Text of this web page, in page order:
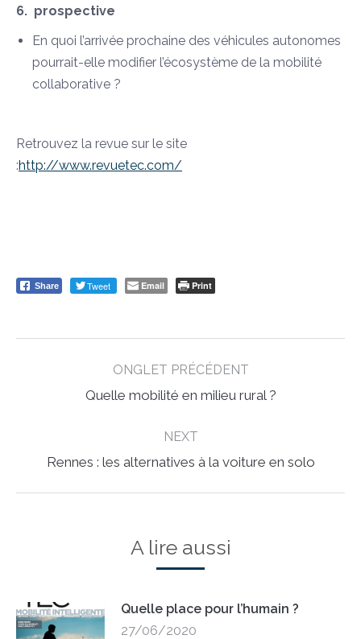
6. prospective
En quoi l’arrivée prochaine des véhicules autonomes
pourrait-elle modifier l’écosystème de la mobilité
collaborative ?
Retrouvez la revue sur le site
:http://www.revuetec.com/
Share Tweet Email Print
ONGLET PRÉCÉDENT
Previous
Quelle mobilité en milieu rural ?
NEXT
Next
Rennes : les alternatives à la voiture en solo
A lire aussi
Quelle place pour l’humain ?
27/06/2020